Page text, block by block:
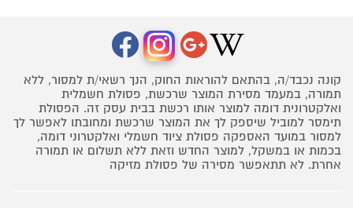
קונה נכבד/ה, בהתאם להוראות החוק, הנך רשאי/ת למסור, ללא
תמורה, במעמד מסירת המוצר שרכשת, פסולת חשמלית
ואלקטרונית דומה למוצר אותו רכשת בבית עסק זה. הפסולת
תימסר למוביל שיספק לך את המוצר שרכשת ומחובתו לאפשר לך
למסור במועד האספקה פסולת ציוד חשמלי ואלקטרוני דומה,
בכמות או במשקל, למוצר החדש וזאת ללא תשלום או תמורה
אחרת. לא תתאפשר מסירה של פסולת מזיקה